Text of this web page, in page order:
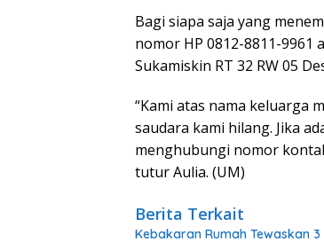
Bagi siapa saja yang
nomor HP 0812-8811-9961
Sukamiskin RT 32 RW 05
“Kami atas nama keluarga
saudara kami hilang. Jika
menghubungi nomor
tutur Aulia. (UM)
Berita Terkait
Kebakaran Rumah Tewaskan